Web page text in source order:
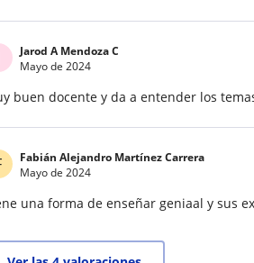
Jarod A Mendoza C
Mayo de 2024
buen docente y da a entender los
Fabián Alejandro Martínez Carrera
Mayo de 2024
una forma de enseñar geniaal y sus